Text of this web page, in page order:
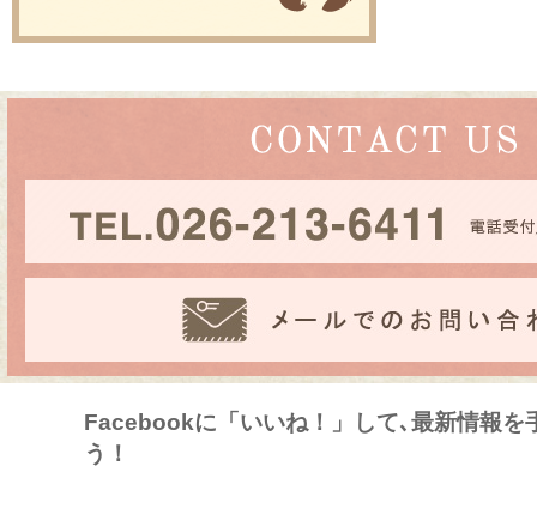
Facebookに「いいね！」して､最新情報を
う！